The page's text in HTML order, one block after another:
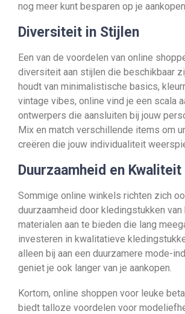
nog meer kunt besparen op je
Diversiteit in Stijlen
Een van de voordelen van online
diversiteit aan stijlen die beschikbaar
houdt van minimalistische basics,
vintage vibes, online vind je een scala
ontwerpers die aansluiten bij jouw
Mix en match verschillende items om
creëren die jouw individualiteit
Duurzaamheid en Kwaliteit
Sommige online winkels richten zich
duurzaamheid door kledingstukken van
materialen aan te bieden die lang
investeren in kwalitatieve
alleen bij aan een duurzamere mode-
geniet je ook langer van je aankopen.
Kortom, online shoppen voor leuke
biedt talloze voordelen voor